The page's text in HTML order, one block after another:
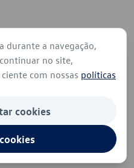
durante a navegação,
no site,
com nossas políticas
cookies